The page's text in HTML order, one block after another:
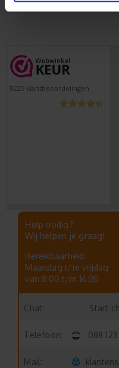
8225 klantbeoordelingen
Hulp nodig?
Wij helpen je graag!
Bereikbaarheid:
Maandag t/m vrijdag
van 8:00 t/m 16:30
Chat: Start
Telefoon: 088
Mail: